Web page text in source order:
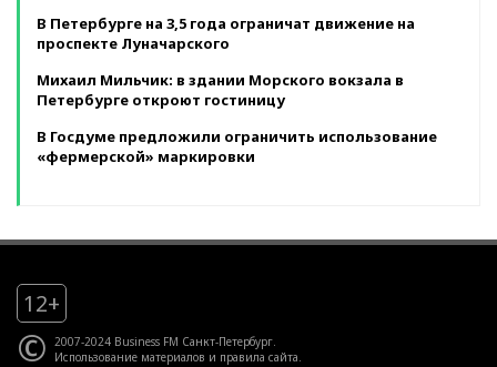
В Петербурге на 3,5 года ограничат движение на
проспекте Луначарского
Михаил Мильчик: в здании Морского вокзала в
Петербурге откроют гостиницу
В Госдуме предложили ограничить использование
«фермерской» маркировки
12+
© 2007-2024 Business FM Санкт-Петербург.
Использование материалов и правила сайта.